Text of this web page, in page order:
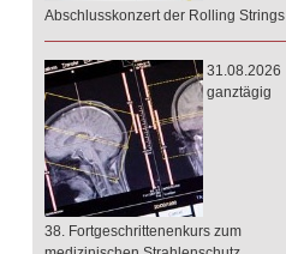
Abschlusskonzert der Rolling Strings
31.08.2026
ganztägig
38. Fortgeschrittenenkurs zum